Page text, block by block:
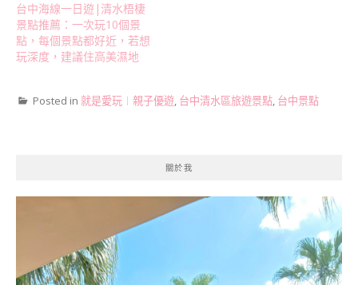
台中海線一日遊|清水梧棲
景點推薦：一次玩10個景
點，每個景點都好近，若想
玩深度，建議住高美濕地
Posted in 就是愛玩︱親子優遊, 台中清水區旅遊景點, 台中景點
關於我